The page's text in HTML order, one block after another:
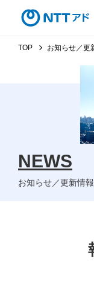
TOP お知らせ／更
NEWS
お知らせ／更新情報